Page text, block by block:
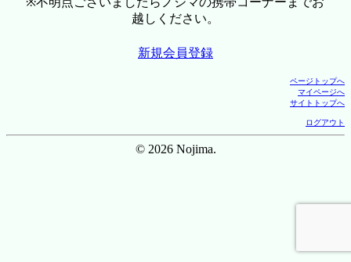
越しください。
新規会員登録
ページトップへ
マイページへ
サイトトップへ
ログアウト
© 2026 Nojima.